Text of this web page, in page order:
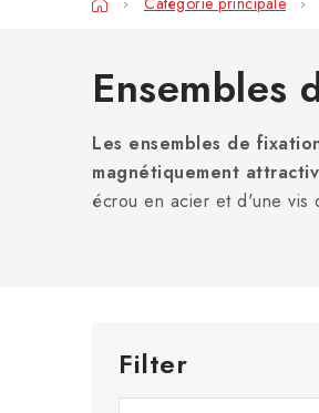
Ensembles
Les ensembles de
magnétiquement
écrou en acier et d'une vis